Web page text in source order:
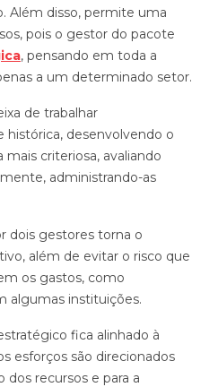
Além disso, permite uma
pois o gestor do pacote
, pensando em toda a
a um determinado setor.
de trabalhar
histórica, desenvolvendo o
criteriosa, avaliando
administrando-as
dois gestores torna o
além de evitar o risco que
os gastos, como
algumas instituições.
fica alinhado à
esforços são direcionados
dos recursos e para a